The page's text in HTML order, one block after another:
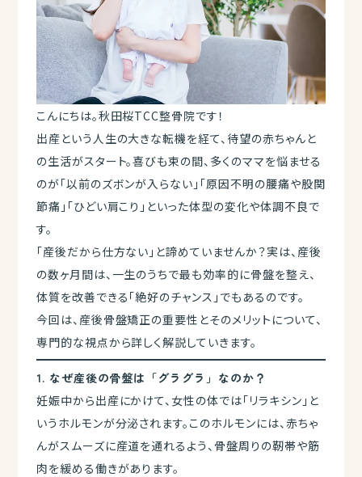
こんにちは。秋田桜TCC整骨院です！
出産という人生の大きな転機を経て、待望の赤ちゃんと
の生活がスタート。喜びも束の間、多くのママを悩ませる
のが「以前のズボンが入らない」「原因不明の腰痛や股関
節痛」「ひどい肩こり」といった体型の変化や体調不良で
す。
「産後だから仕方ない」と諦めていませんか？実は、産後
の数ヶ月間は、一生のうちで最も効率的に骨盤を整え、
体質を改善できる「絶好のチャンス」でもあるのです。
今回は、産後骨盤矯正の重要性とそのメリットについて、
専門的な視点から詳しく解説していきます。
1. なぜ産後の骨盤は「グラグラ」なのか？
妊娠中から出産にかけて、女性の体では「リラキシン」と
いうホルモンが分泌されます。このホルモンには、赤ちゃ
んがスムーズに産道を通れるよう、骨盤周りの靭帯や筋
肉を緩める働きがあります。